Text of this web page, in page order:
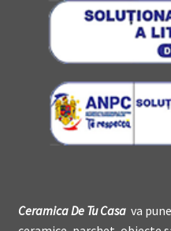
Ceramica DeTu Casava